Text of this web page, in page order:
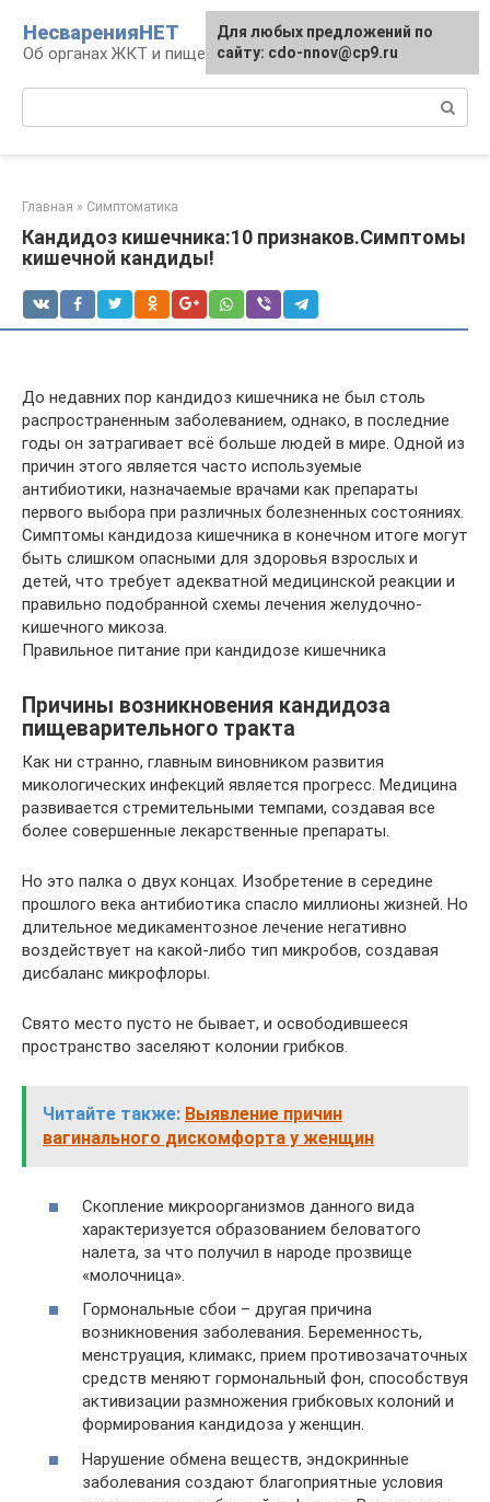
контенту
НесваренияНЕТ
Об органах ЖКТ и пищеварении
Главная » Симптоматика
Кандидоз кишечника:10 признаков.Симптомы
кишечной кандиды!
До недавних пор кандидоз кишечника не был столь
распространенным заболеванием, однако, в последние
годы он затрагивает всё больше людей в мире. Одной из
причин этого является часто используемые
антибиотики, назначаемые врачами как препараты
первого выбора при различных болезненных состояниях.
Симптомы кандидоза кишечника в конечном итоге могут
быть слишком опасными для здоровья взрослых и
детей, что требует адекватной медицинской реакции и
правильно подобранной схемы лечения желудочно-
кишечного микоза.
Правильное питание при кандидозе кишечника
Причины возникновения кандидоза
пищеварительного тракта
Как ни странно, главным виновником развития
микологических инфекций является прогресс. Медицина
развивается стремительными темпами, создавая все
более совершенные лекарственные препараты.
Но это палка о двух концах. Изобретение в середине
прошлого века антибиотика спасло миллионы жизней. Но
длительное медикаментозное лечение негативно
воздействует на какой-либо тип микробов, создавая
дисбаланс микрофлоры.
Свято место пусто не бывает, и освободившееся
пространство заселяют колонии грибков.
Читайте также: Выявление причин
вагинального дискомфорта у женщин
Скопление микроорганизмов данного вида
характеризуется образованием беловатого
налета, за что получил в народе прозвище
«молочница».
Гормональные сбои – другая причина
возникновения заболевания. Беременность,
менструация, климакс, прием противозачаточных
средств меняют гормональный фон, способствуя
активизации размножения грибковых колоний и
формирования кандидоза у женщин.
Нарушение обмена веществ, эндокринные
заболевания создают благоприятные условия
Для любых предложений по
сайту: cdo-nnov@cp9.ru